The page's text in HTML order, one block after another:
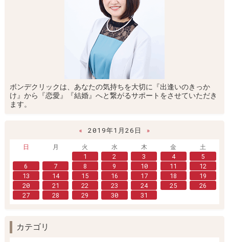
ボンデクリックは、あなたの気持ちを大切に『出逢いのきっか
け』から『恋愛』『結婚』へと繋がるサポートをさせていただき
ます。
« 2019年1月26日
»
日
月 火 水 木 金
土
1
2 3 4
5
6
7 8 9 10 11
12
13
14 15 16 17 18
19
20
21 22 23 24 25
26
27
28 29 30 31
カテゴリ